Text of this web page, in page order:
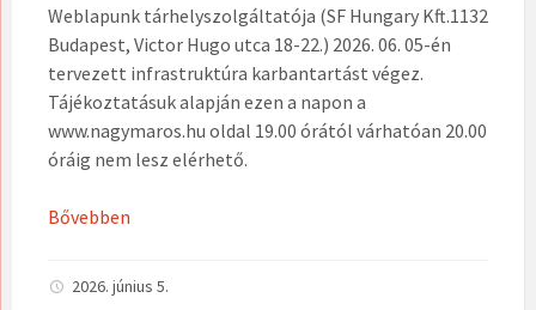
Weblapunk tárhelyszolgáltatója (SF Hungary Kft.1132
Budapest, Victor Hugo utca 18-22.) 2026. 06. 05-én
tervezett infrastruktúra karbantartást végez.
Tájékoztatásuk alapján ezen a napon a
www.nagymaros.hu oldal 19.00 órától várhatóan 20.00
óráig nem lesz elérhető.
Bővebben
2026. június 5.